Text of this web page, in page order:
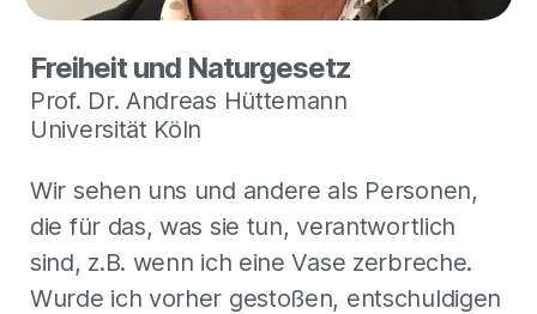
Freiheit und Naturgesetz
Prof. Dr. Andreas Hüttemann
Universität Köln
Wir sehen uns und andere als Personen,
die für das, was sie tun, verantwortlich
sind, z.B. wenn ich eine Vase zerbreche.
Wurde ich vorher gestoßen, entschuldigen